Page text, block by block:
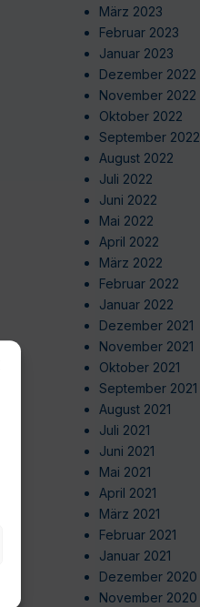
März 2023
Februar 2023
Januar 2023
Dezember 2022
November 2022
Oktober 2022
September 2022
August 2022
Juli 2022
Juni 2022
Mai 2022
April 2022
März 2022
Februar 2022
Januar 2022
Dezember 2021
November 2021
Oktober 2021
September 2021
August 2021
Juli 2021
Juni 2021
Mai 2021
April 2021
März 2021
Februar 2021
Januar 2021
Dezember 2020
November 2020